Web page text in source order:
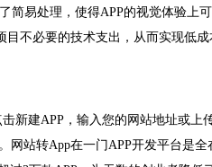
易处理，使得APP的视觉体验
不必要的技术支出，从而实现低成
新建APP，输入您的网站地址或
站转App在一门APP开发平台是